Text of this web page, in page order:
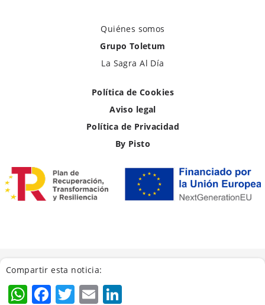
Quiénes somos
Grupo Toletum
La Sagra Al Día
Política de Cookies
Aviso legal
Política de Privacidad
By Pisto
Compartir esta noticia:
WhatsApp
Facebook
Twitter
Email